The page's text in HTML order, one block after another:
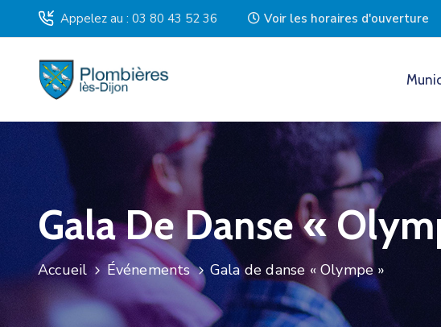
Appelez au : 03 80 43 52 36 Voir les horaires d'ouverture
Gala De Danse «
Accueil Événements Gala de danse « Olympe »